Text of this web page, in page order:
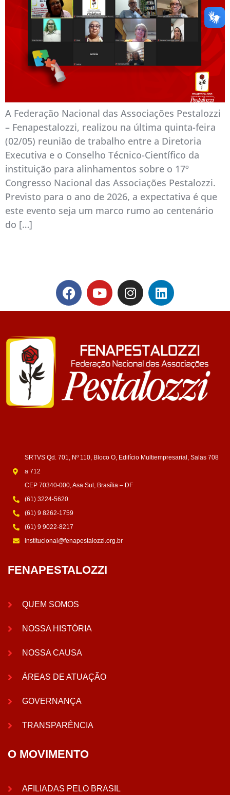
A Federação Nacional das Associações Pestalozzi
– Fenapestalozzi, realizou na última quinta-feira
(02/05) reunião de trabalho entre a Diretoria
Executiva e o Conselho Técnico-Científico da
instituição para alinhamentos sobre o 17º
Congresso Nacional das Associações Pestalozzi.
Previsto para o ano de 2026, a expectativa é que
este evento seja um marco rumo ao centenário
do […]
SRTVS Qd. 701, Nº 110, Bloco O, Edifício Multiempresarial, Salas 708
a 712
CEP 70340-000, Asa Sul, Brasília – DF
(61) 3224-5620
(61) 9 8262-1759
(61) 9 9022-8217
institucional@fenapestalozzi.org.br
FENAPESTALOZZI
QUEM SOMOS
NOSSA HISTÓRIA
NOSSA CAUSA
ÁREAS DE ATUAÇÃO
GOVERNANÇA
TRANSPARÊNCIA
O MOVIMENTO
AFILIADAS PELO BRASIL